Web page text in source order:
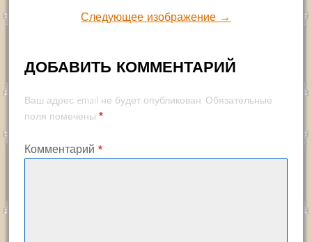
Следующее изображение →
ДОБАВИТЬ КОММЕНТАРИЙ
Ваш адрес email не будет опубликован. Обязательные
поля помечены *
Комментарий *